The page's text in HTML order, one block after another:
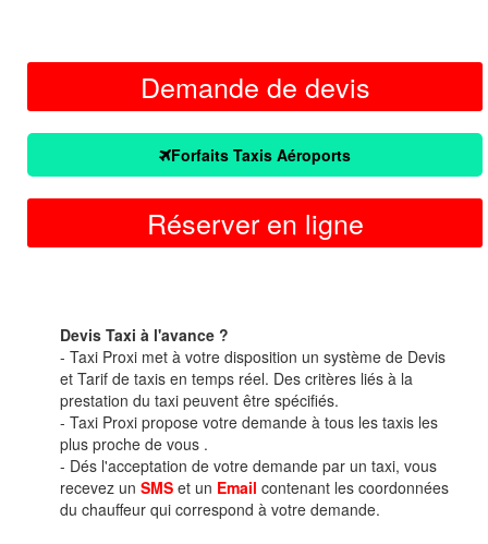
Demande de devis
Forfaits Taxis Aéroports
Réserver en ligne
Devis Taxi à l'avance ?
- Taxi Proxi met à votre disposition un système de Devis
et Tarif de taxis en temps réel. Des critères liés à la
prestation du taxi peuvent être spécifiés.
- Taxi Proxi propose votre demande à tous les taxis les
plus proche de vous .
- Dés l'acceptation de votre demande par un taxi, vous
recevez un SMS et un Email contenant les coordonnées
du chauffeur qui correspond à votre demande.